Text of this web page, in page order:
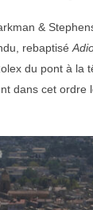
&
rebaptisé
du pont à la
dans cet